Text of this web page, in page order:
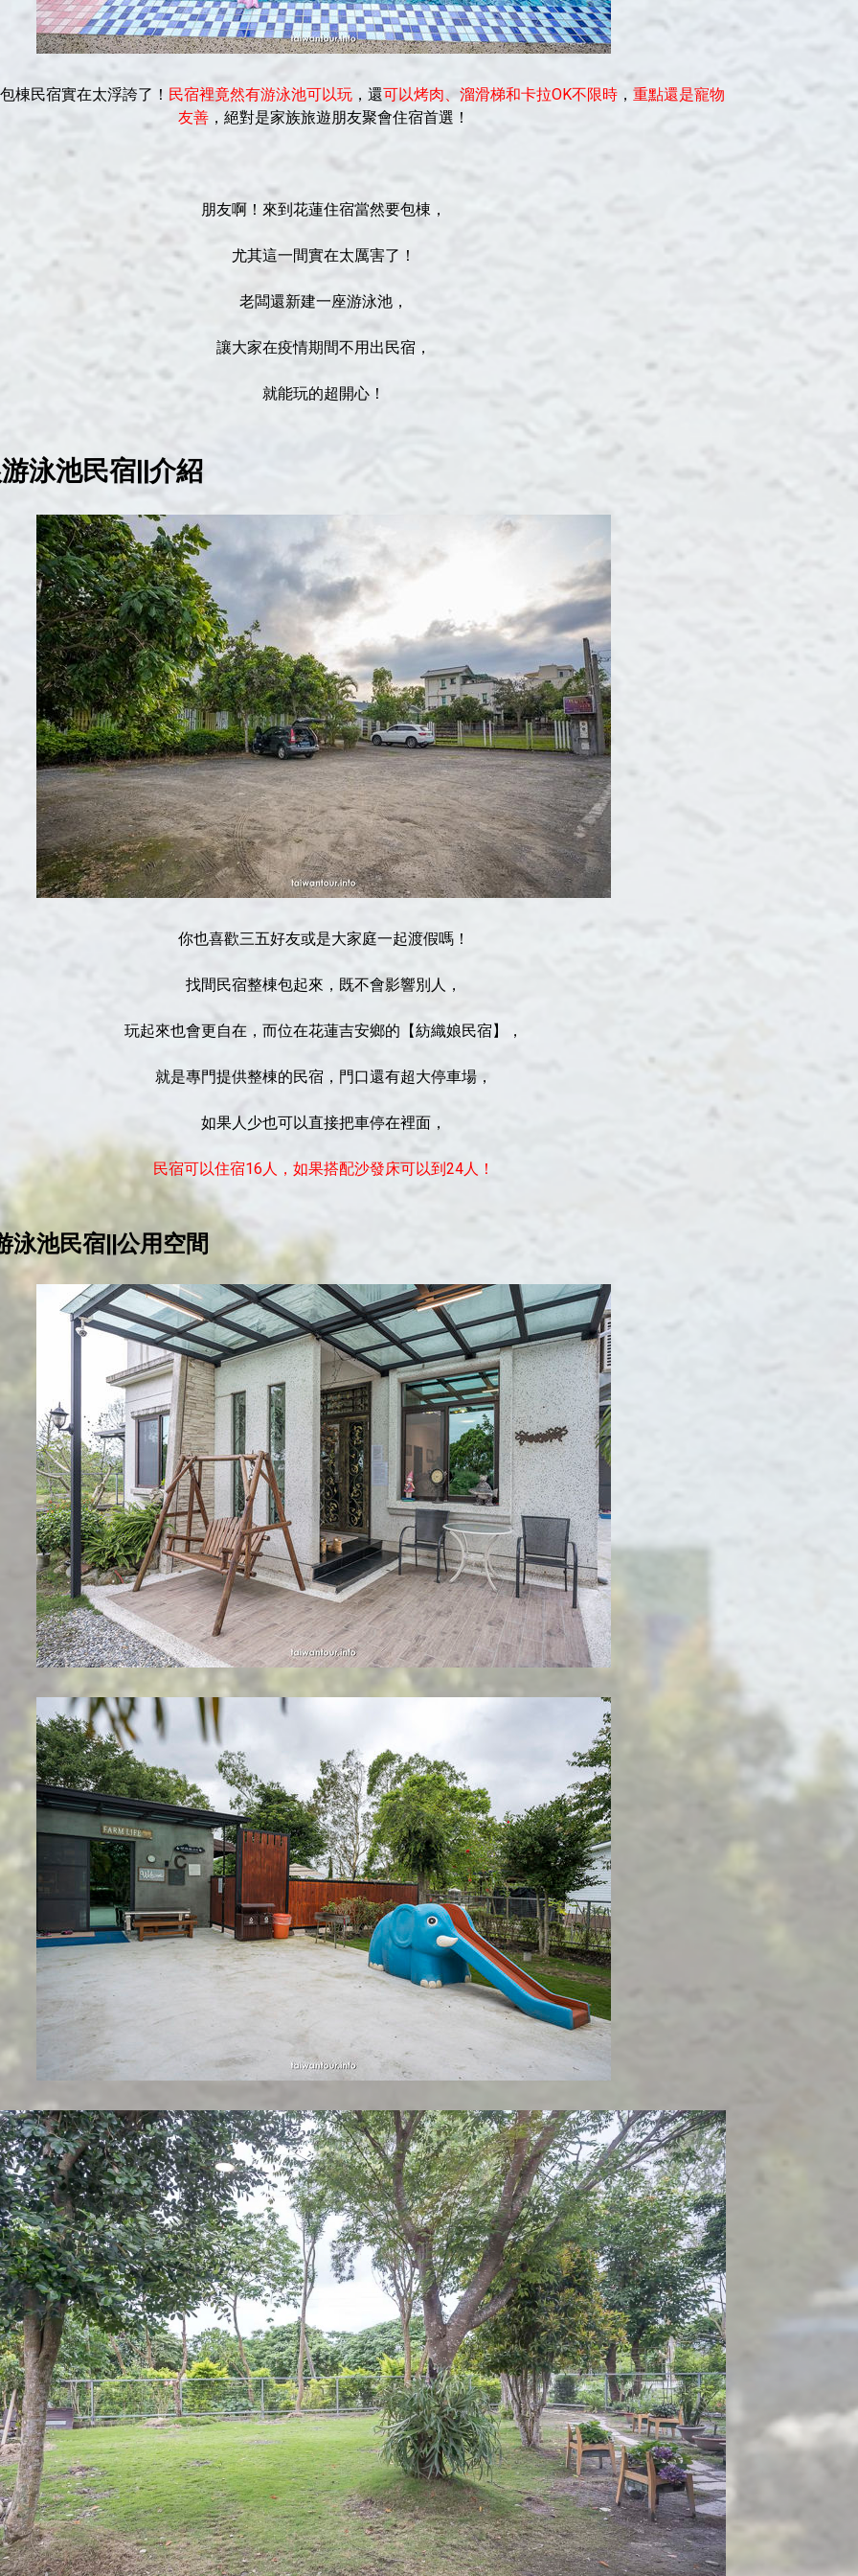
棟民宿實在太浮誇了！ 民宿裡竟然有游泳池可以玩，還可以烤肉、溜滑梯和卡拉OK不限時， 重點還是寵物
友善 ，絕對是家族旅遊朋友聚會住宿首選！
朋友啊！來到花蓮住宿當然要包棟，
尤其這一間實在太厲害了！
老闆還新建一座游泳池，
讓大家在疫情期間不用出民宿，
就能玩的超開心！
泳池民宿||介紹
你也喜歡三五好友或是大家庭一起渡假嗎！
找間民宿整棟包起來，既不會影響別人，
玩起來也會更自在，而位在花蓮吉安鄉的【紡織娘民宿】，
就是專門提供整棟的民宿，門口還有超大停車場，
如果人少也可以直接把車停在裡面，
民宿可以住宿16人，如果搭配沙發床可以到24人！
泳池民宿||公用空間